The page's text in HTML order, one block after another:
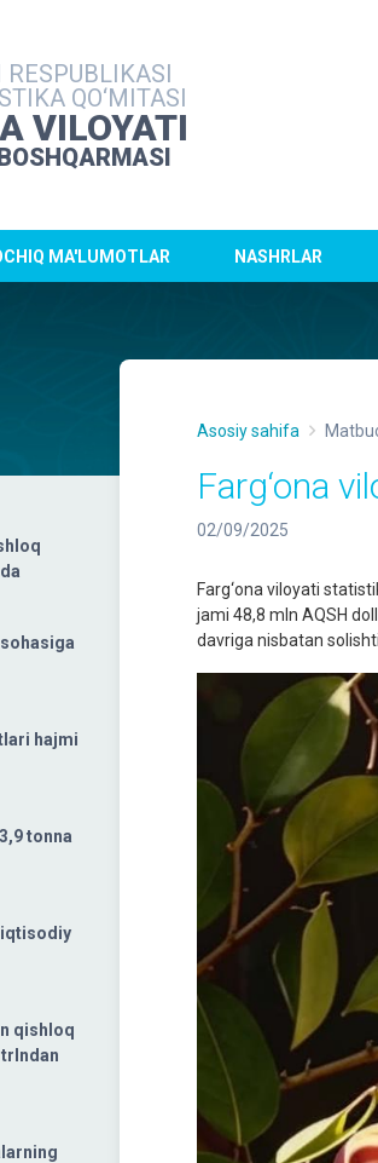
RESPUBLIKASI
QO‘MITASI
VILOYATI
MA'LUMOTLAR NASHRLAR
hajmi
tonna
iqtisodiy
qishloq
Asosiy sahifa
Farg‘ona
02/09/2025
Farg‘ona viloyati
jami 48,8 mln AQSH
davriga nisbatan